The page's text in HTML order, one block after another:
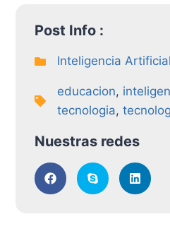
Post Info :
Inteligencia Artificial
educacion,
tecnologia,
Nuestras redes